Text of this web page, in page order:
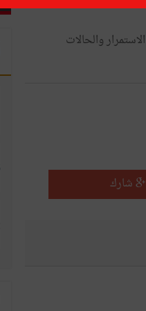
والحالات
شارك